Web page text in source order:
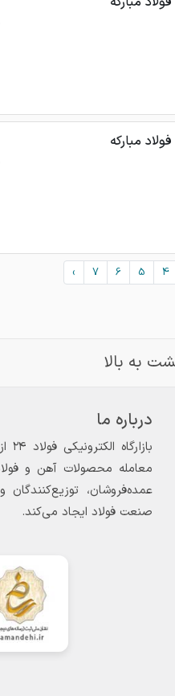
4
5
6
7
›
به بالا
درباره ما
معامله محصولات آهن و فولاد
عمده‌فروشان،
صنعت فولاد ایجاد می‌کند.